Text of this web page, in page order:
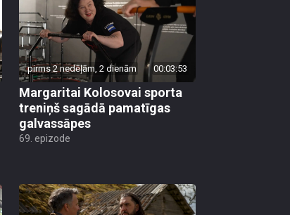
pirms 2 nedēļām, 2 dienām 00:03:53
Margaritai Kolosovai sporta
treniņš sagādā pamatīgas
galvassāpes
69. epizode